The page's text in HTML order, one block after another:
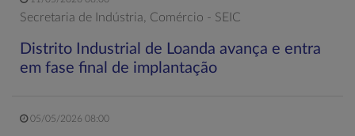
Secretaria de Indústria, Comércio - SEIC
Distrito Industrial de Loanda avança e entra
em fase final de implantação
05/05/2026 08:00